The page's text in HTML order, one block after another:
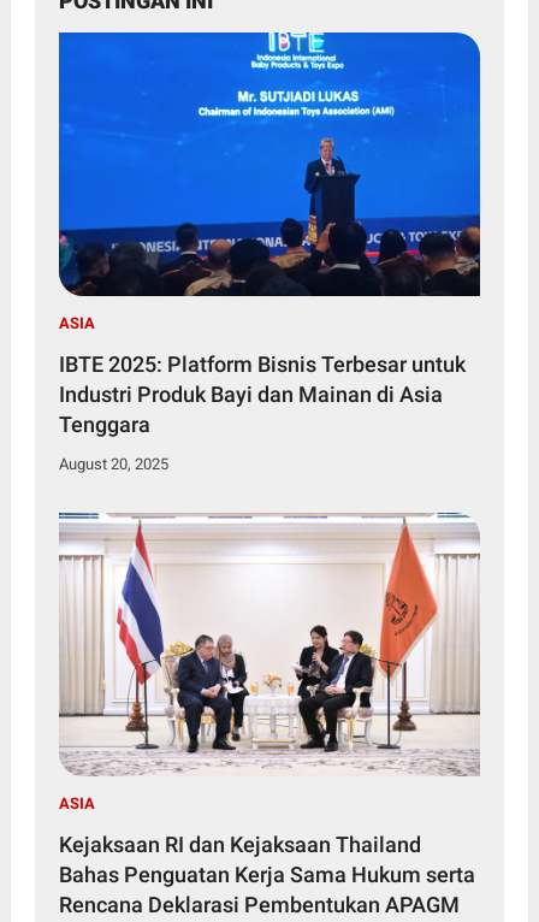
ASIA
IBTE 2025: Platform Bisnis Terbesar untuk
Industri Produk Bayi dan Mainan di Asia
Tenggara
August 20, 2025
ASIA
Kejaksaan RI dan Kejaksaan Thailand
Bahas Penguatan Kerja Sama Hukum serta
Rencana Deklarasi Pembentukan APAGM